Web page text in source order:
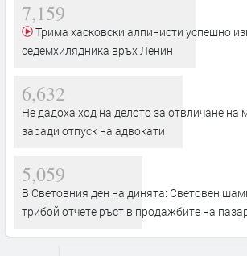
7,159
седемхилядника връх Ленин
6,632
Не дадоха ход на делото за отвличане на
заради отпуск на адвокати
5,059
В Световния ден на динята: Световен
трибой отчете ръст в продажбите на